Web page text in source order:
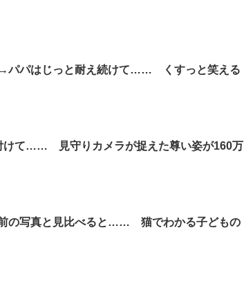
→パパはじっと耐え続けて…… くすっと笑える
けて…… 見守りカメラが捉えた尊い姿が160万
の写真と見比べると…… 猫でわかる子どもの